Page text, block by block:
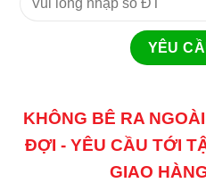
KHÔNG BÊ RA
ĐỢI - YÊU CẦU TỚI
GIAO